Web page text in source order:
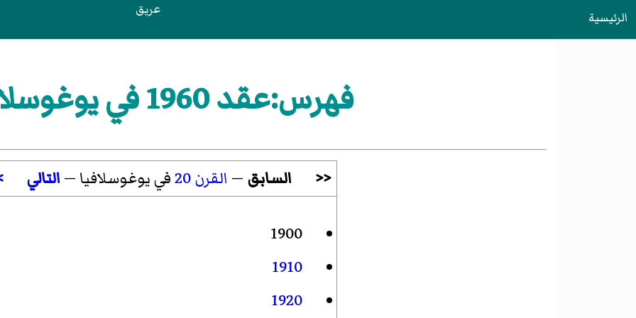
الرئيسية عريق
فهرس:عقد 1960 في يوغوسلافيا
<< السابق — القرن 20 في يوغوسلافيا — التالي
1900
1910
1920